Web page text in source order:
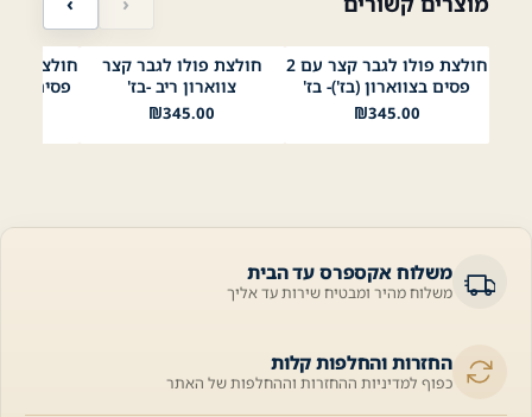
לבן כחול בז׳
חולצת פולו לגבר קצר עם 2
פסים בצווארון (בז')- בז'
₪345.00
לבן שחורתכלתירוק בהיר
בז׳
תפוח
Mustard
ליים 1
חולצת פולו לגבר קצר
צווארון ריב -בז'
₪345.00
פסים
משלוח אקספרס עד הבית
משלוח מהיר ומבטיח שירות עד אליך
החזרות והחלפות קלות
כפוף למדיניות ההחזרות וההחלפות של האתר